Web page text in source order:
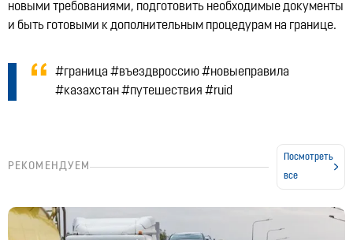
новыми требованиями, подготовить необходимые документы
и быть готовыми к дополнительным процедурам на границе.
#граница #въездвроссию #новыеправила
#казахстан #путешествия #ruid
РЕКОМЕНДУЕМ
Посмотреть
все